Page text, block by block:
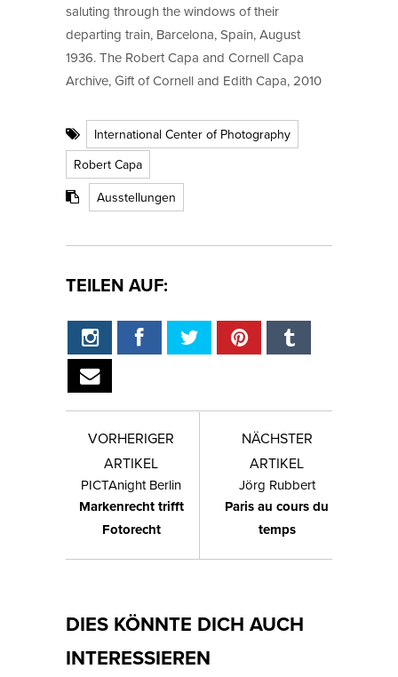
saluting through the windows of their
departing train, Barcelona, Spain, August
1936. The Robert Capa and Cornell Capa
Archive, Gift of Cornell and Edith Capa, 2010
International Center of Photography
Robert Capa
Ausstellungen
TEILEN AUF:
VORHERIGER
ARTIKEL
PICTAnight Berlin
Markenrecht trifft
Fotorecht
NÄCHSTER
ARTIKEL
Jörg Rubbert
Paris au cours du
temps
DIES KÖNNTE DICH AUCH
INTERESSIEREN